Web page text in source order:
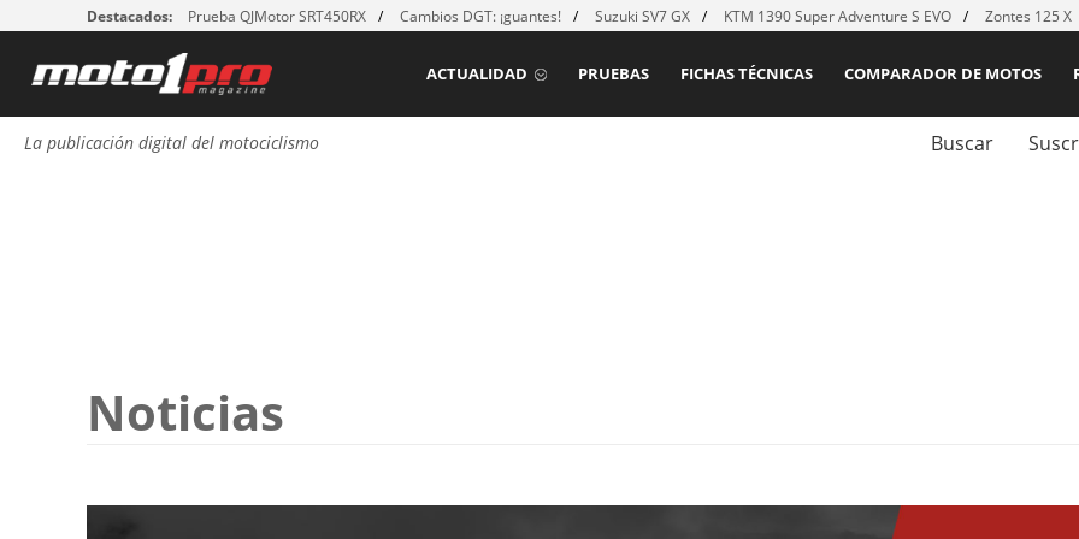
Destacados: Prueba QJMotor SRT450RX Cambios DGT: ¡guantes! Suzuki SV7 GX KTM 1390 Super Adventure S EVO Zontes 125 X
COMPARADOR DE MOTOS
FICHAS TÉCNICAS
PRUEBAS
ACTUALIDAD
La publicación digital del motociclismo Buscar
Noticias